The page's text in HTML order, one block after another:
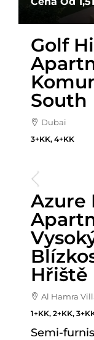
Golf
South
Dubai
3+KK, 4+KK
Azure
Hřiště
Al Hamra
1+KK, 2+KK,
Semi-